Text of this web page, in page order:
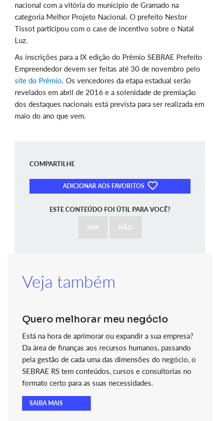
nacional com a vitória do município de Gramado na
categoria Melhor Projeto Nacional. O prefeito Nestor
Tissot participou com o case de incentivo sobre o Natal
Luz.
As inscrições para a IX edição do Prêmio SEBRAE Prefeito
Empreendedor devem ser feitas até 30 de novembro pelo
site do Prêmio. Os vencedores da etapa estadual serão
revelados em abril de 2016 e a solenidade de premiação
dos destaques nacionais está prevista para ser realizada em
maio do ano que vem.
COMPARTILHE
ADICIONAR AOS FAVORITOS
ESTE CONTEÚDO FOI ÚTIL PARA VOCÊ?
SIM NÃO
Veja também
Quero melhorar meu negócio
Está na hora de aprimorar ou expandir a sua empresa?
Da área de finanças aos recursos humanos, passando
pela gestão de cada uma das dimensões do negócio, o
SEBRAE RS tem conteúdos, cursos e consultorias no
formato certo para as suas necessidades.
SAIBA MAIS